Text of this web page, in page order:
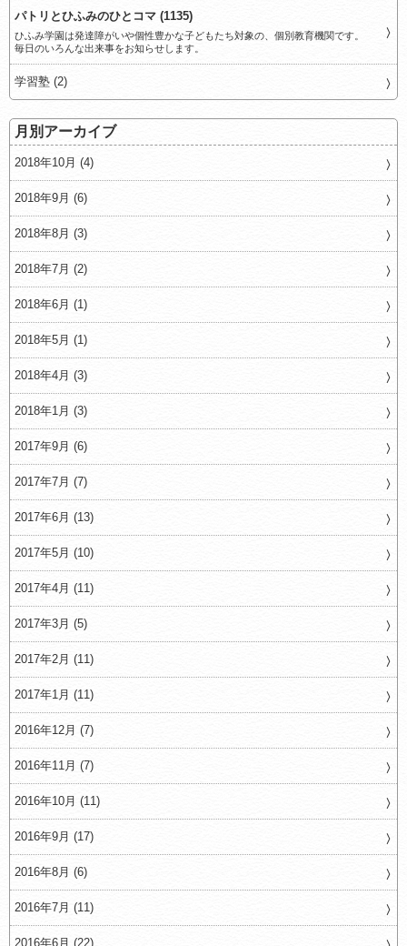
パトリとひふみのひとコマ (1135)
ひふみ学園は発達障がいや個性豊かな子どもたち対象の、個別教育機関です。
毎日のいろんな出来事をお知らせします。
学習塾 (2)
月別アーカイブ
2018年10月 (4)
2018年9月 (6)
2018年8月 (3)
2018年7月 (2)
2018年6月 (1)
2018年5月 (1)
2018年4月 (3)
2018年1月 (3)
2017年9月 (6)
2017年7月 (7)
2017年6月 (13)
2017年5月 (10)
2017年4月 (11)
2017年3月 (5)
2017年2月 (11)
2017年1月 (11)
2016年12月 (7)
2016年11月 (7)
2016年10月 (11)
2016年9月 (17)
2016年8月 (6)
2016年7月 (11)
2016年6月 (22)